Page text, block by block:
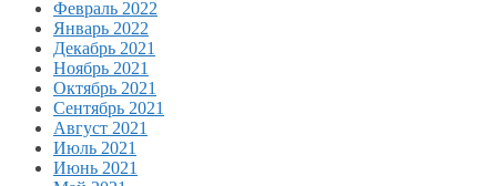
Февраль 2022
Январь 2022
Декабрь 2021
Ноябрь 2021
Октябрь 2021
Сентябрь 2021
Август 2021
Июль 2021
Июнь 2021